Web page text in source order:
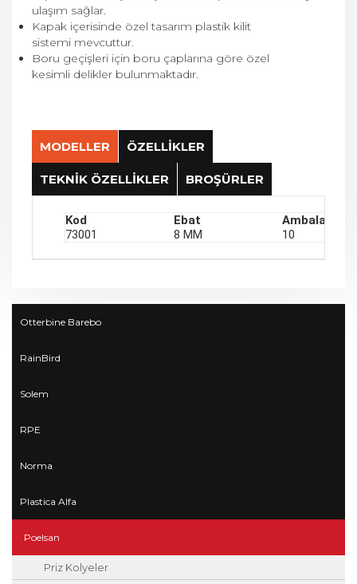
ulaşım sağlar.
Kapak içerisinde özel tasarım plastik kilit
sistemi mevcuttur.
Boru geçişleri için boru çaplarına göre özel
kesimli delikler bulunmaktadır.
MODELLER ÖZELLİKLER
TEKNİK ÖZELLİKLER BROŞÜRLER
Kod Ebat
Ambalaj
73001
8 MM 10
Kullanım Bilgileri
Boru çaplarına göre özel kesimli delikler
kullanılmalıdır.
Kullanım Alanları
İnşaat Sektörü
Otterbine Barebo
RainBird
Solem
RPE
Norma
Plastica Alfa
Poelsan
Priz Kolyeler